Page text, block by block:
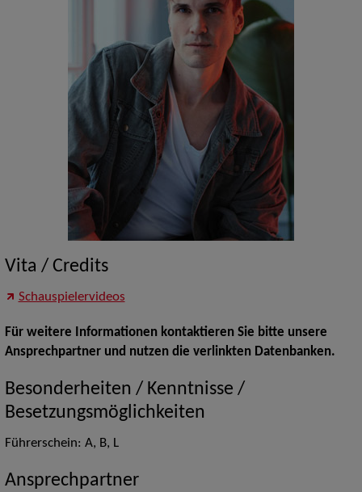
Vita / Credits
Schauspielervideos
Für weitere Informationen kontaktieren Sie bitte unsere
Ansprechpartner und nutzen die verlinkten Datenbanken.
Besonderheiten / Kenntnisse /
Besetzungsmöglichkeiten
Führerschein: A, B, L
Ansprechpartner